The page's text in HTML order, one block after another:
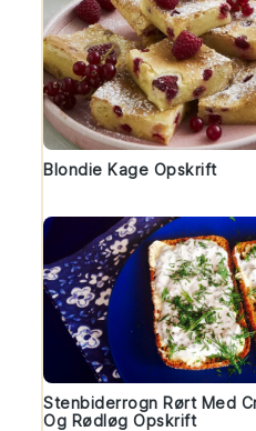
Blondie Kage Opskrift
Stenbiderrogn Rørt Med
Og Rødløg Opskrift